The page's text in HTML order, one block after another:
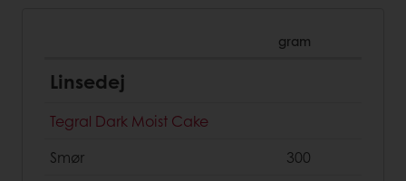
gram
Linsedej
Tegral Dark Moist Cake
Smør
300